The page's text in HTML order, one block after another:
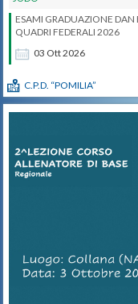
03 Ott2026
ESAMI GRADUAZIONE DAN
QUADRI FEDERALI 2026
C.P.D. “POMILIA”